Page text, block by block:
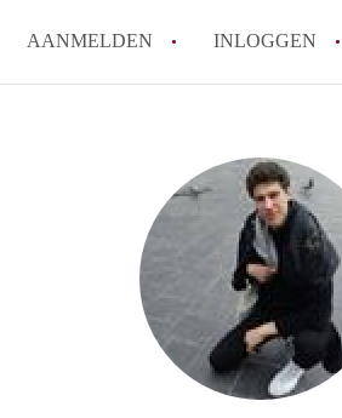
AANMELDEN INLOGGEN